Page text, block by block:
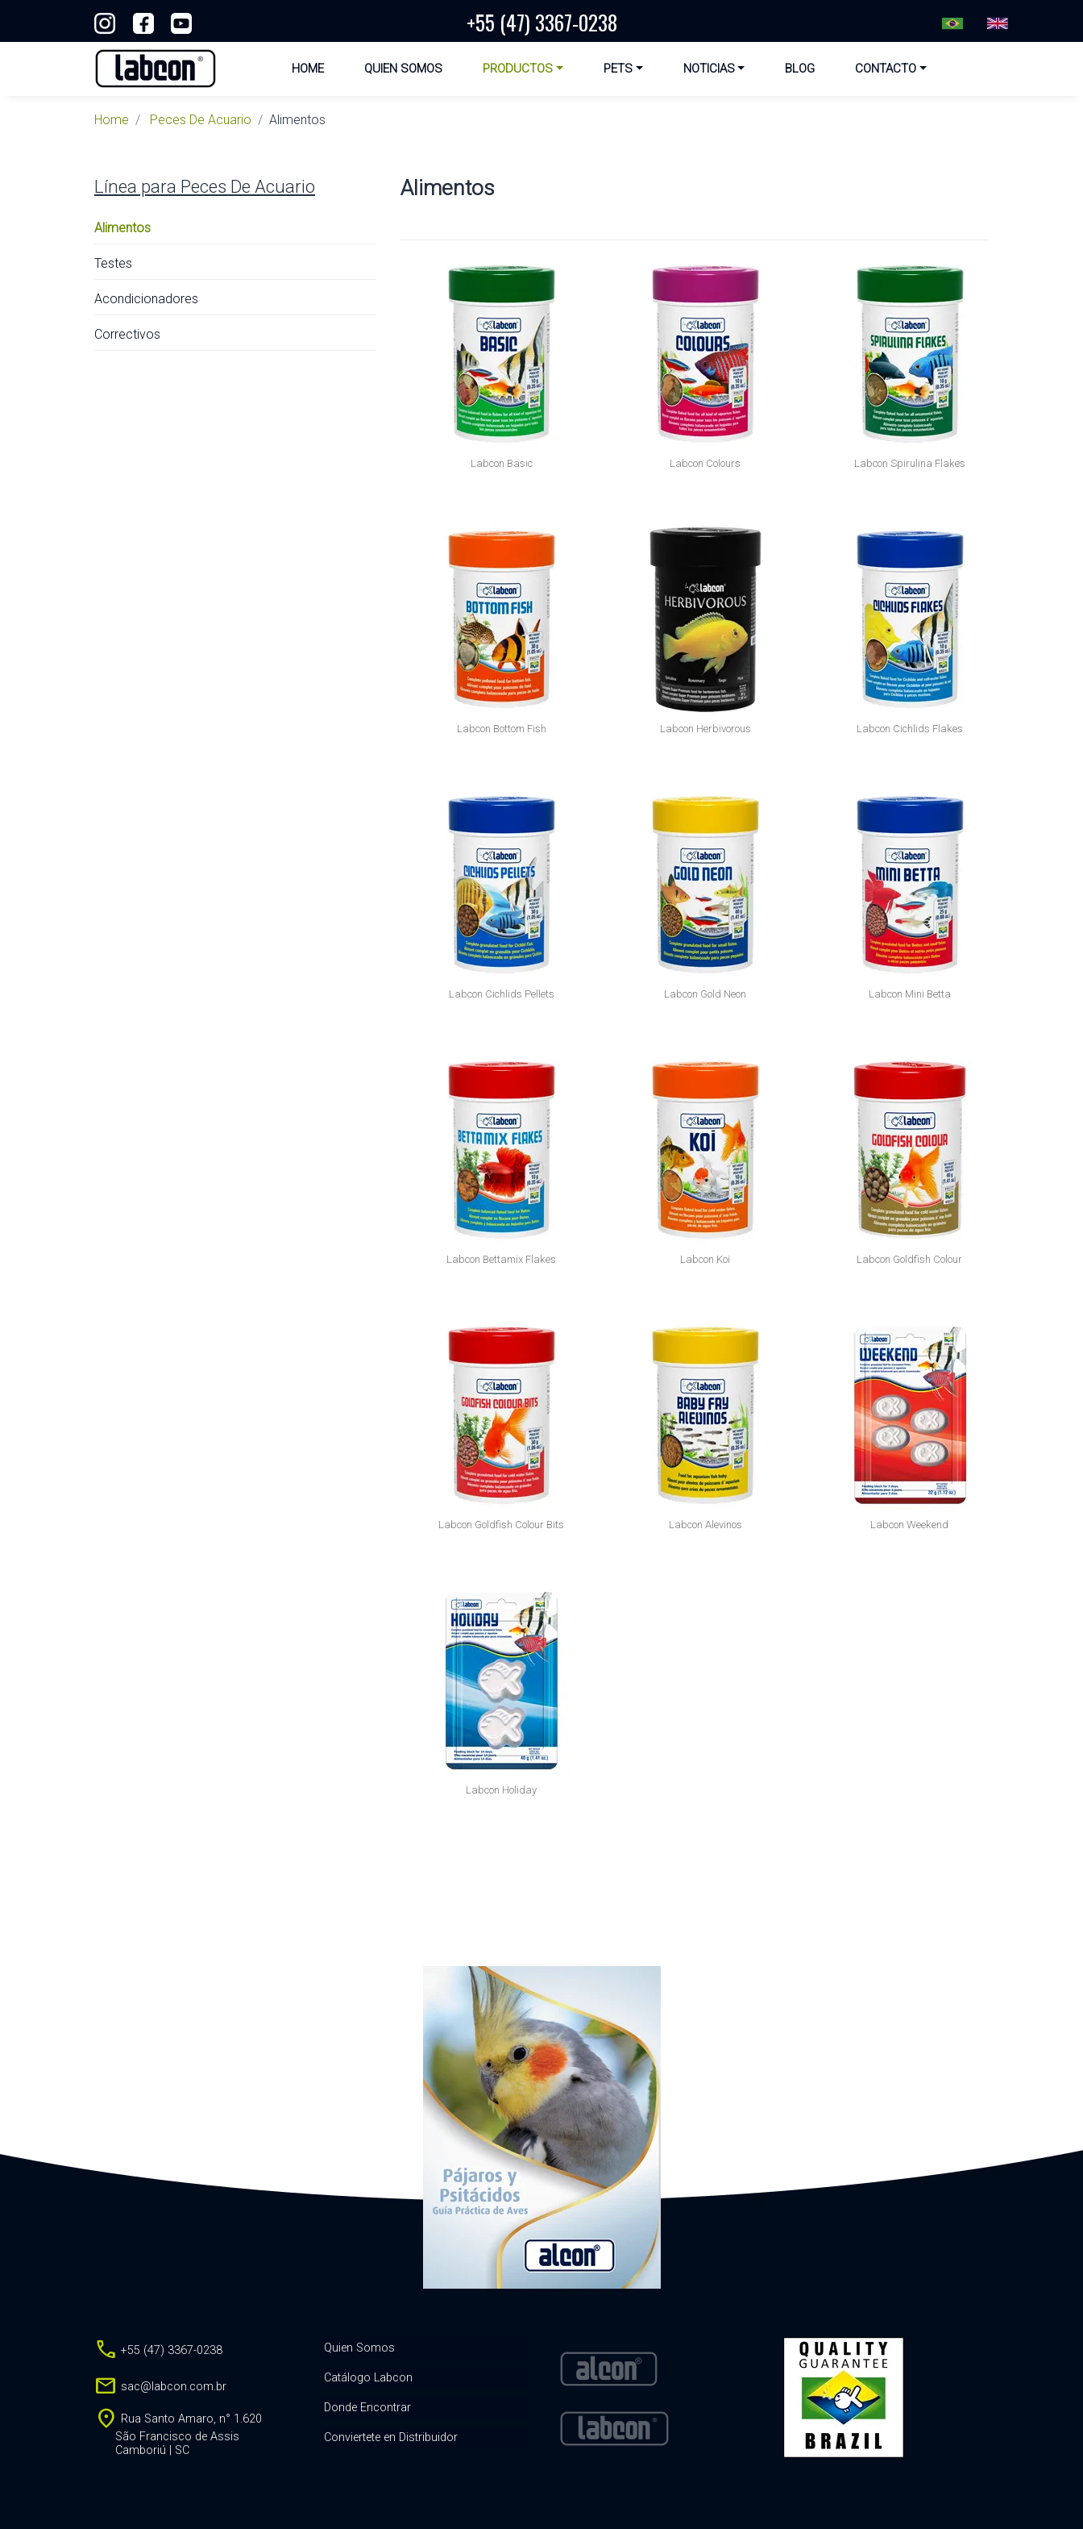
+55 (47) 3367-0238
HOME QUIEN SOMOS PRODUCTOS PETS NOTICIAS BLOG CONTACTO
Home Peces De Acuario Alimentos
Línea para Peces De Acuario
Alimentos
Testes
Acondicionadores
Correctivos
Alimentos
Labcon Basic Labcon Colours Labcon Spirulina Flakes
Labcon Bottom Fish Labcon Herbivorous Labcon Cichlids Flakes
Labcon Cichlids Pellets Labcon Gold Neon Labcon Mini Betta
Labcon Bettamix Flakes Labcon Koi Labcon Goldfish Colour
Labcon Goldfish Colour Bits Labcon Alevinos Labcon Weekend
Labcon Holiday
call +55 (47) 3367-0238
mail sac@labcon.com.br
location_on Rua Santo Amaro, n° 1.620
São Francisco de Assis
Camboriú | SC
Quien Somos
Catálogo Labcon
Donde Encontrar
Conviertete en Distribuidor